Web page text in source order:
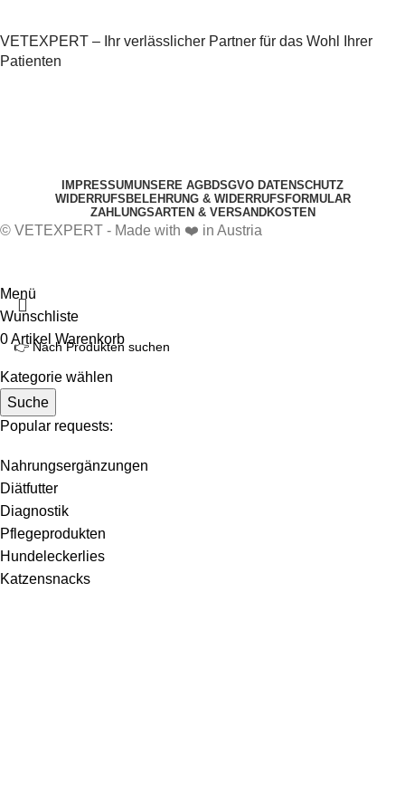
VETEXPERT – Ihr verlässlicher Partner für das Wohl Ihrer
Patienten
IMPRESSUMUNSERE AGBDSGVO DATENSCHUTZ
WIDERRUFSBELEHRUNG & WIDERRUFSFORMULAR
ZAHLUNGSARTEN & VERSANDKOSTEN
© VETEXPERT - Made with ❤️ in Austria
Kategorie wählen
Suche
Popular requests:
Nahrungsergänzungen
Diätfutter
Diagnostik
Pflegeprodukten
Hundeleckerlies
Katzensnacks
Menü
Wunschliste
0Artikel Warenkorb